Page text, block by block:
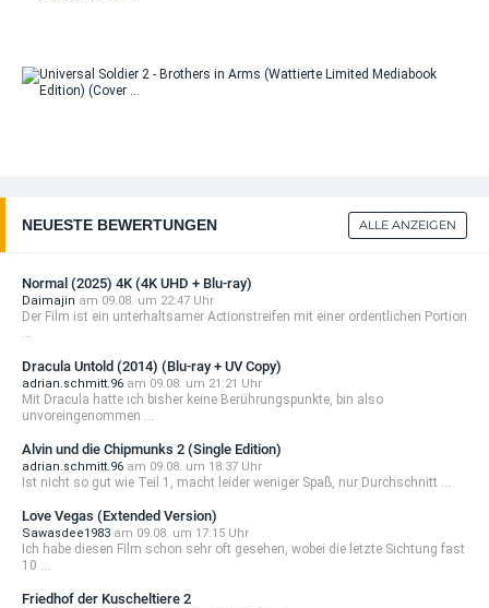
NEUESTE BEWERTUNGEN ALLE ANZEIGEN
Normal (2025) 4K (4K UHD + Blu-ray)
Daimajin am 09.08. um 22:47 Uhr
Der Film ist ein unterhaltsamer Actionstreifen mit einer ordentlichen Portion
...
Dracula Untold (2014) (Blu-ray + UV Copy)
adrian.schmitt.96 am 09.08. um 21:21 Uhr
Mit Dracula hatte ich bisher keine Berührungspunkte, bin also
unvoreingenommen ...
Alvin und die Chipmunks 2 (Single Edition)
adrian.schmitt.96 am 09.08. um 18:37 Uhr
Ist nicht so gut wie Teil 1, macht leider weniger Spaß, nur Durchschnitt ...
Love Vegas (Extended Version)
Sawasdee1983 am 09.08. um 17:15 Uhr
Ich habe diesen Film schon sehr oft gesehen, wobei die letzte Sichtung fast
10 ...
Friedhof der Kuscheltiere 2